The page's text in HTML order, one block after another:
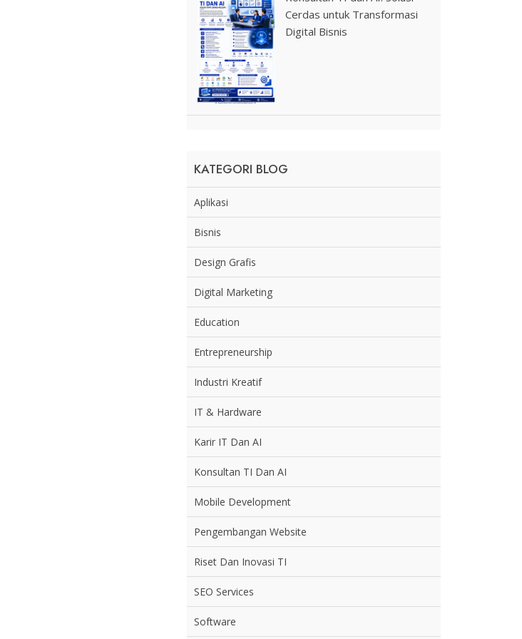
Cerdas untuk Transformasi
Digital Bisnis
KATEGORI BLOG
Aplikasi
Bisnis
Design Grafis
Digital Marketing
Education
Entrepreneurship
Industri Kreatif
IT & Hardware
Karir IT Dan AI
Konsultan TI Dan AI
Mobile Development
Pengembangan Website
Riset Dan Inovasi TI
SEO Services
Software